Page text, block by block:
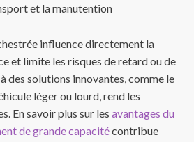
et la manutention
influence directement la
et limite les risques de retard ou de
des solutions innovantes, comme le
léger ou lourd, rend les
En savoir plus sur les avantages du
de grande capacitécontribue